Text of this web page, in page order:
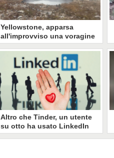
Yellowstone, apparsa
all'improvviso una voragine
piena d'acqua bollente: i
geologi hanno rischiato di
finirci dentro
Al Parco Nazionale di Yellowstone
si è formata all'improvviso una
voragine piena di acqua bollente.
I geologi avevano camminato su
quel terreno poco prima.
Altro che Tinder, un utente
su otto ha usato LinkedIn
per trovare l'amore: